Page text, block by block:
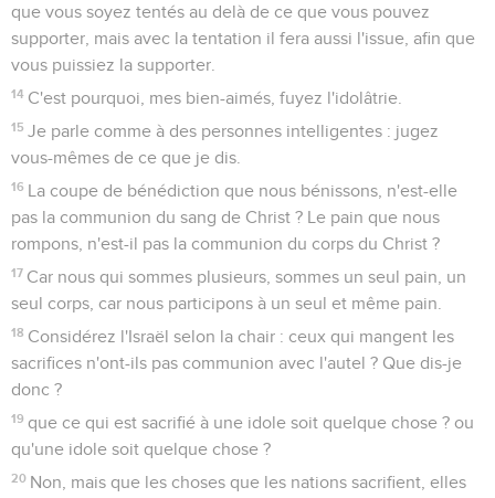
que vous soyez tentés au delà de ce que vous pouvez
supporter, mais avec la tentation il fera aussi l'issue, afin que
vous puissiez la supporter.
14 C'est pourquoi, mes bien-aimés, fuyez l'idolâtrie.
15 Je parle comme à des personnes intelligentes : jugez
vous-mêmes de ce que je dis.
16 La coupe de bénédiction que nous bénissons, n'est-elle
pas la communion du sang de Christ ? Le pain que nous
rompons, n'est-il pas la communion du corps du Christ ?
17 Car nous qui sommes plusieurs, sommes un seul pain, un
seul corps, car nous participons à un seul et même pain.
18 Considérez l'Israël selon la chair : ceux qui mangent les
sacrifices n'ont-ils pas communion avec l'autel ? Que dis-je
donc ?
19 que ce qui est sacrifié à une idole soit quelque chose ? ou
qu'une idole soit quelque chose ?
20 Non, mais que les choses que les nations sacrifient, elles